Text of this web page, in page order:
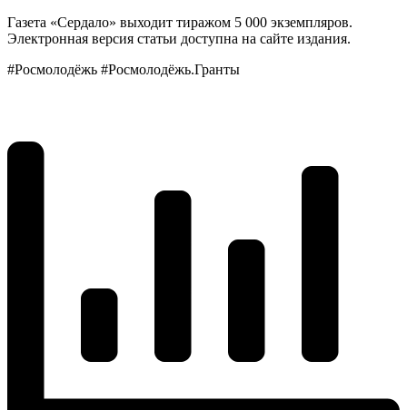
Газета «Сердало» выходит тиражом 5 000 экземпляров.
Электронная версия статьи доступна на сайте издания.
#Росмолодёжь #Росмолодёжь.Гранты